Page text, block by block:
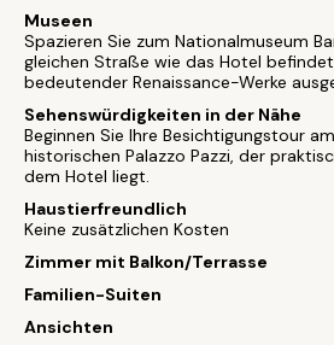
Museen
Spazieren Sie zum Nationalmuseum
gleichen Straße wie das Hotel
bedeutender Renaissance-Werke
Sehenswürdigkeiten in der Nähe
Beginnen Sie Ihre Besichtigungstour
historischen Palazzo Pazzi, der
dem Hotel liegt.
Haustierfreundlich
Keine zusätzlichen Kosten
Zimmer mit Balkon/Terrasse
Familien-Suiten
Ansichten